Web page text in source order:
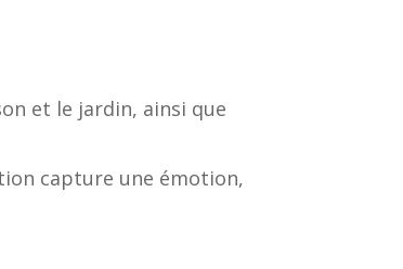
et le jardin, ainsi que
capture une émotion,